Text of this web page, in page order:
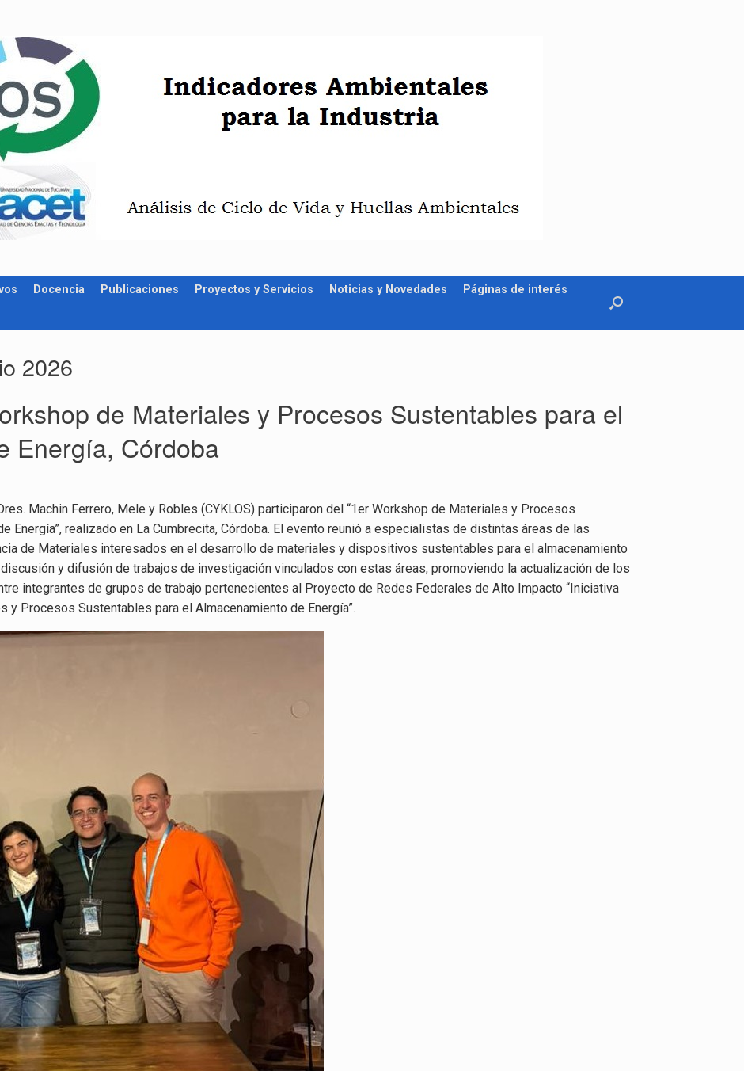
Docencia Publicaciones Proyectos y Servicios Noticias y Novedades Páginas de interés
2026
de Materiales y Procesos Sustentables para el
Energía, Córdoba
Machin Ferrero, Mele y Robles (CYKLOS) participaron del “1er Workshop de Materiales y Procesos
Energía”, realizado en La Cumbrecita, Córdoba. El evento reunió a especialistas de distintas áreas de las
de Materiales interesados en el desarrollo de materiales y dispositivos sustentables para el almacenamiento
y difusión de trabajos de investigación vinculados con estas áreas, promoviendo la actualización de los
integrantes de grupos de trabajo pertenecientes al Proyecto de Redes Federales de Alto Impacto “Iniciativa
y Procesos Sustentables para el Almacenamiento de Energía”.